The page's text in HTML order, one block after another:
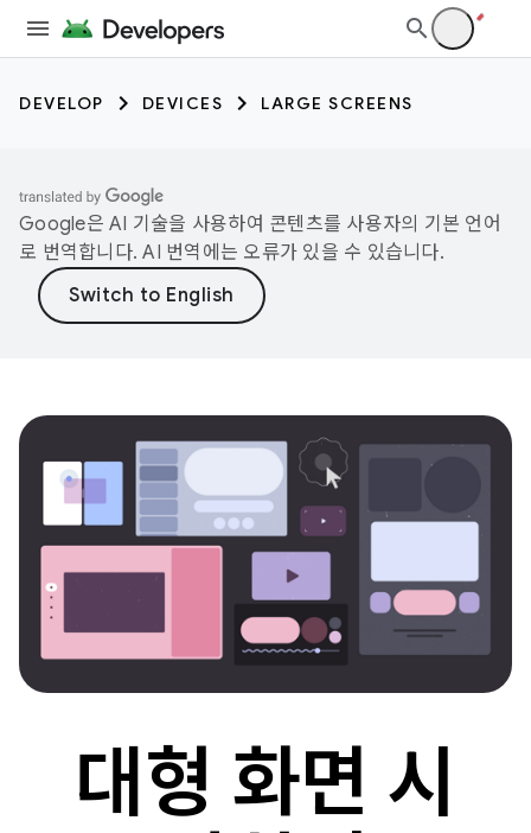
DEVELOP DEVICES LARGE SCREENS
Google은 AI 기술을 사용하여 콘텐츠를 사용자의 기본 언어
로 번역합니다. AI 번역에는 오류가 있을 수 있습니다.
대형 화면 시